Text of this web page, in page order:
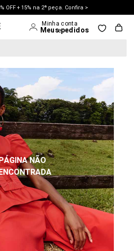
OFF + 15% na 2ª peça. Confira >
NÃO